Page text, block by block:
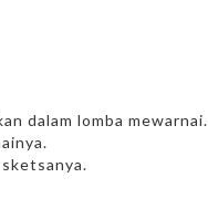
dalam lomba mewarnai.